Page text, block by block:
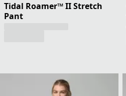
Tidal Roamer™ II Stretch
Pant